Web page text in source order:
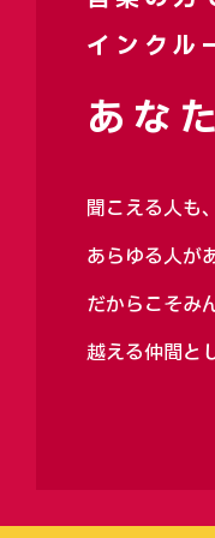
インクル
あな
聞こえる人も
あらゆる人が
だからこそみ
越える仲間と